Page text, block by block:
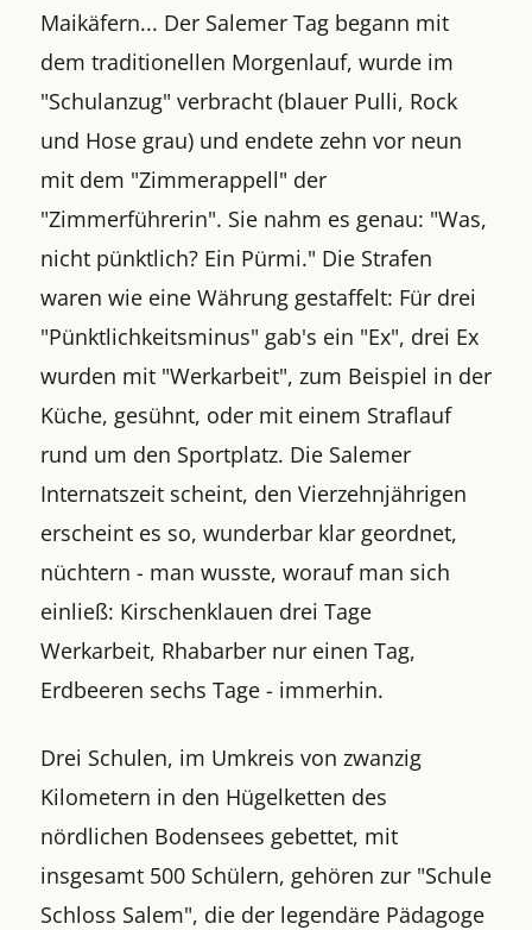
Maikäfern... Der Salemer Tag begann mit
dem traditionellen Morgenlauf, wurde im
"Schulanzug" verbracht (blauer Pulli, Rock
und Hose grau) und endete zehn vor neun
mit dem "Zimmerappell" der
"Zimmerführerin". Sie nahm es genau: "Was,
nicht pünktlich? Ein Pürmi." Die Strafen
waren wie eine Währung gestaffelt: Für drei
"Pünktlichkeitsminus" gab's ein "Ex", drei Ex
wurden mit "Werkarbeit", zum Beispiel in der
Küche, gesühnt, oder mit einem Straflauf
rund um den Sportplatz. Die Salemer
Internatszeit scheint, den Vierzehnjährigen
erscheint es so, wunderbar klar geordnet,
nüchtern - man wusste, worauf man sich
einließ: Kirschenklauen drei Tage
Werkarbeit, Rhabarber nur einen Tag,
Erdbeeren sechs Tage - immerhin.
Drei Schulen, im Umkreis von zwanzig
Kilometern in den Hügelketten des
nördlichen Bodensees gebettet, mit
insgesamt 500 Schülern, gehören zur "Schule
Schloss Salem", die der legendäre Pädagoge